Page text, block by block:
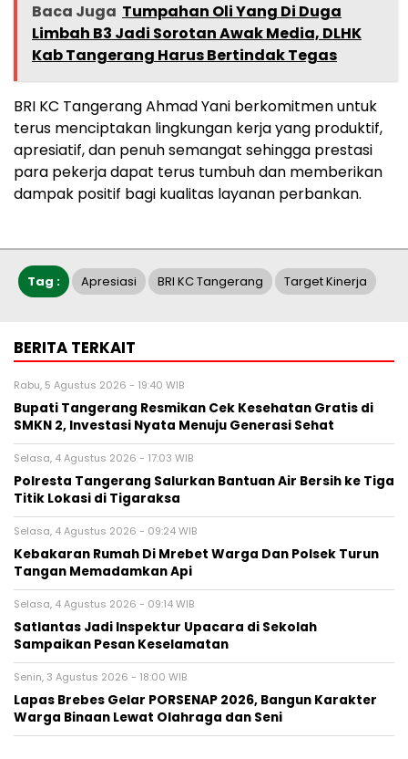
Baca Juga Tumpahan Oli Yang Di Duga
Limbah B3 Jadi Sorotan Awak Media, DLHK
Kab Tangerang Harus Bertindak Tegas
BRI KC Tangerang Ahmad Yani berkomitmen untuk
terus menciptakan lingkungan kerja yang produktif,
apresiatif, dan penuh semangat sehingga prestasi
para pekerja dapat terus tumbuh dan memberikan
dampak positif bagi kualitas layanan perbankan.
Tag : Apresiasi BRI KC Tangerang Target Kinerja
BERITA TERKAIT
Rabu, 5 Agustus 2026 - 19:40 WIB
‎Bupati Tangerang Resmikan Cek Kesehatan Gratis di
SMKN 2, Investasi Nyata Menuju Generasi Sehat
Selasa, 4 Agustus 2026 - 17:03 WIB
Polresta Tangerang Salurkan Bantuan Air Bersih ke Tiga
Titik Lokasi di Tigaraksa
Selasa, 4 Agustus 2026 - 09:24 WIB
Kebakaran Rumah Di Mrebet Warga Dan Polsek Turun
Tangan Memadamkan Api
Selasa, 4 Agustus 2026 - 09:14 WIB
Satlantas Jadi Inspektur Upacara di Sekolah
Sampaikan Pesan Keselamatan
Senin, 3 Agustus 2026 - 18:00 WIB
Lapas Brebes Gelar PORSENAP 2026, Bangun Karakter
Warga Binaan Lewat Olahraga dan Seni